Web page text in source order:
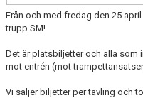
Från och med fredag den 25
trupp SM!
Det är platsbiljetter och alla som
mot entrén (mot
Vi säljer biljetter per tävling och